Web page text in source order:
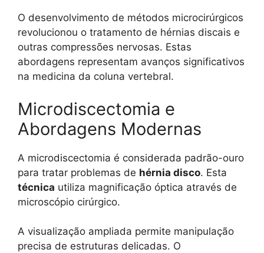
O desenvolvimento de métodos microcirúrgicos
revolucionou o tratamento de hérnias discais e
outras compressões nervosas. Estas
abordagens representam avanços significativos
na medicina da coluna vertebral.
Microdiscectomia e
Abordagens Modernas
A microdiscectomia é considerada padrão-ouro
para tratar problemas de hérnia disco. Esta
técnica utiliza magnificação óptica através de
microscópio cirúrgico.
A visualização ampliada permite manipulação
precisa de estruturas delicadas. O